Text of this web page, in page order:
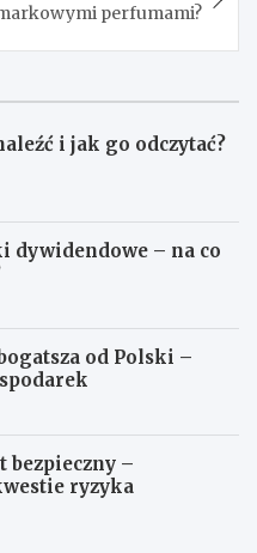
perfumami?
i jak go odczytać?
dywidendowe – na co
od Polski –
bezpieczny –
ryzyka